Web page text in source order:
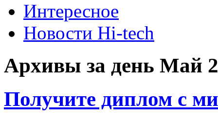
Интересное
Новости Hi-tech
Архивы за день Май
Получите диплом с